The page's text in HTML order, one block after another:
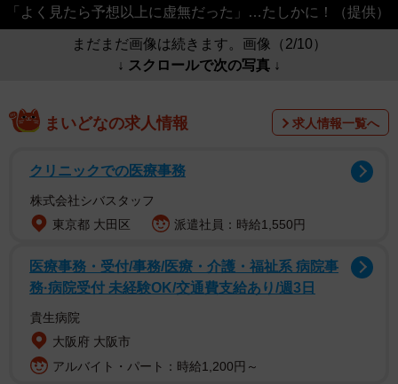
「よく見たら予想以上に虚無だった」…たしかに！（提供）
まだまだ画像は続きます。画像（2/10）
↓ スクロールで次の写真 ↓
まいどなの求人情報 求人情報一覧へ
クリニックでの医療事務
株式会社シバスタッフ
東京都 大田区
派遣社員：時給1,550円
医療事務・受付/事務/医療・介護・福祉系 病院事
務·病院受付 未経験OK/交通費支給あり/週3日
貴生病院
大阪府 大阪市
アルバイト・パート：時給1,200円～